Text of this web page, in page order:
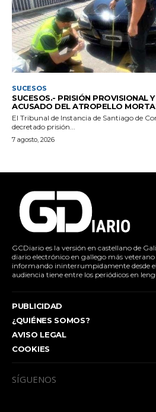
SUCESOS
SUCESOS.- PRISIÓN PROVISIONAL
ACUSADO DEL ATROPELLO
El Tribunal de Instancia de Santiago de
decretado prisión...
7 agosto, 2026
GCDiario es la versión en castellano de
diario electrónico en gallego más
informando ininterrumpidamente desde
audiencia tiene entre los periódicos en
PUBLICIDAD
¿QUIÉNES SOMOS?
AVISO LEGAL
COOKIES
SÍGUENOS